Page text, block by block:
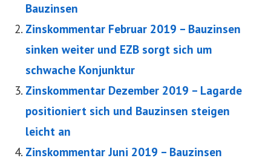
Bauzinsen
Zinskommentar Februar 2019 – Bauzinsen
sinken weiter und EZB sorgt sich um
schwache Konjunktur
Zinskommentar Dezember 2019 – Lagarde
positioniert sich und Bauzinsen steigen
leicht an
Zinskommentar Juni 2019 – Bauzinsen